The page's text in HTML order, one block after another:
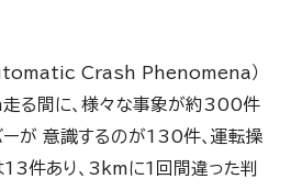
Crash Phenomena）
走る間に、様々な事象が約300件
ーが 意識するのが130件、運転操
件あり、3kmに1回間違った判